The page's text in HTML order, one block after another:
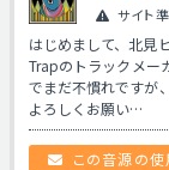
サイト
はじめまして、北見
Trapのトラックメー
でまだ不慣れですが
よろしくお願い…
この音源の使